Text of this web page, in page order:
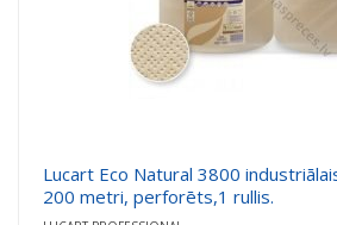
Lucart Eco Natural 3800
200 metri, perforēts,1 rullis.